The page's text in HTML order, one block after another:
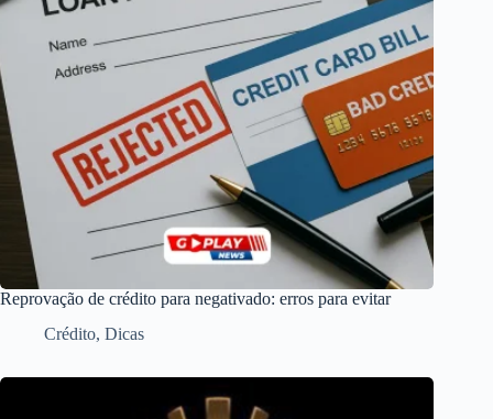
Reprovação de crédito para negativado: erros para evitar
Crédito, Dicas